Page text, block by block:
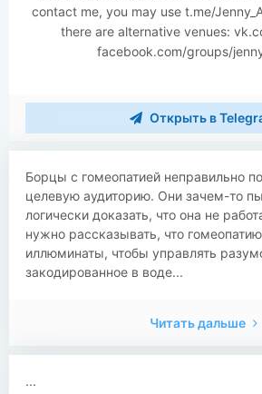
contact me, you may use t.me/
there are alternative venues:
facebook.com/groups/
Открыть в
Борцы с гомеопатией неправильно
целевую аудиторию. Они зачем-то
логически доказать, что она не
нужно рассказывать, что
иллюминаты, чтобы управлять
закодированное в воде...
Читать дальше
...